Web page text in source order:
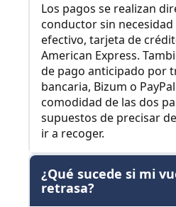
Los pagos se realizan
conductor sin
efectivo, tarjeta de
American Express.
de pago anticipado por
bancaria, Bizum o
comodidad de las dos
supuestos de precisar
ir a recoger.
¿Qué sucede si mi
retrasa?